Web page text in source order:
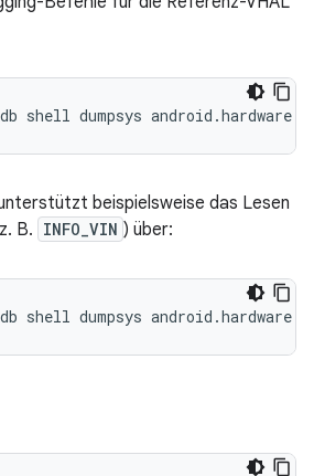
beispielsweise das Lesen
B. INFO_VIN ) über: